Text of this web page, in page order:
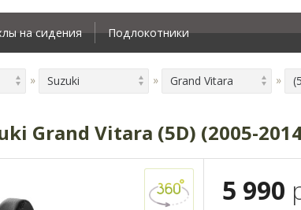
на сидения Подлокотники
Suzuki Grand Vitara
Grand Vitara (5D) (2005-
5 990